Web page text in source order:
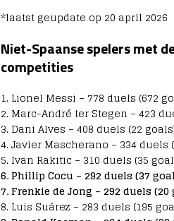
*laatst geupdate op 20 april 2026
Niet-Spaanse spelers met
competities
1. Lionel Messi – 778 duels (672
2. Marc-André ter Stegen – 423
3. Dani Alves – 408 duels (22
4. Javier Mascherano – 334 duels
5. Ivan Rakitic – 310 duels (35
6. Phillip Cocu – 292 duels (37
7. Frenkie de Jong – 292 duels
8. Luis Suárez – 283 duels (195